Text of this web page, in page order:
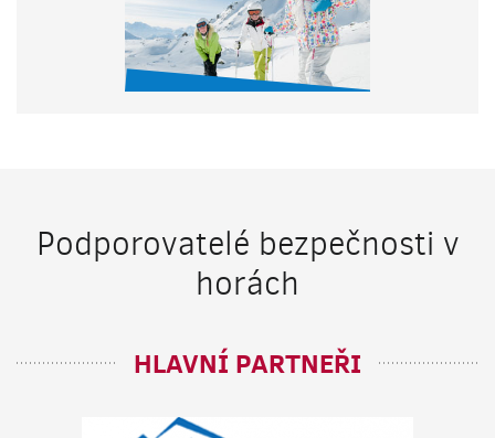
Podporovatelé bezpečnosti v
horách
HLAVNÍ PARTNEŘI